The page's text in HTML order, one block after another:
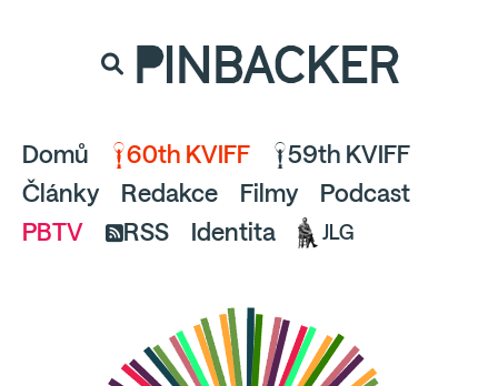
a pusťte se do čtení.
PINBACKER
Domů 60th KVIFF
59th KVIFF
Články
Redakce Filmy
Podcast
PBTV
RSS Identita JLG